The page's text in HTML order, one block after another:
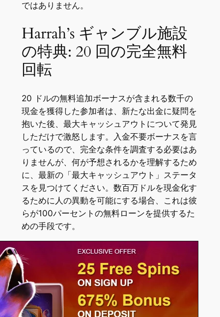
ではありません。
Harrah’s ギャンブル施設
の特典: 20 回の完全無料
回転
20 ドルの無料追加ボーナスが含まれる数千の
現金を獲得した参加者は、新たな出金に疑問を
抱いた後、最大キャッシュアウトについて発見
しただけで激怒します。入金不要ボーナスを言
っているので、完全な条件を調査する必要はあ
りませんが、何が予想されるかを理解するため
に、最新の「最大キャッシュアウト」ステータ
スを見つけてください。数百万ドルを現金化す
るために人の異動を可能にする場合、これは彼
らが100パーセントの無料ローンを提供するた
めの手段です。